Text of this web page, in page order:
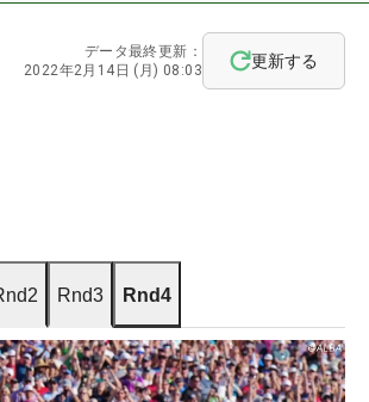
データ最終更新：
2022年2月14日 (月) 08:03
更新する
Rnd3 Rnd4